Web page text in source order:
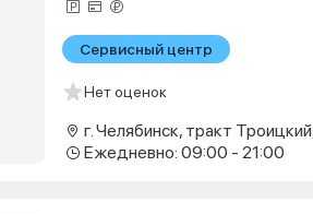
Сервисный центр
Нет оценок
г. Челябинск, тракт
Ежедневно: 09:00 - 21:00